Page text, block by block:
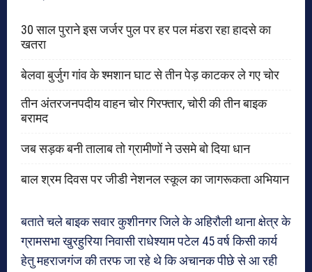
30 साल पुराने इस जर्जर पुल पर हर पल मंडरा रहा हादसे का
खतरा
बेलवा बुर्जुग गांव के श्मशान घाट से तीन पेड़ काटकर ले गए चोर
तीन अंतरजनपदीय वाहन चोर गिरफ्तार, चोरी की तीन बाइक
बरामद
जब सड़क बनी तालाब तो ग्रामीणों ने उसमे बो दिया धान
बाल श्रम दिवस पर जीडी नेशनल स्कूल का जागरूकता अभियान
बताते चले बाइक सवार कुशीनगर जिले के अहिरौली थाना क्षेत्र के
ग्रामसभा खुरहुरिया निवासी राधेश्याम पटेल 45 वर्ष किसी कार्य
हेतु महराजगंज की तरफ जा रहे थे कि अचानक पीछे से आ रही